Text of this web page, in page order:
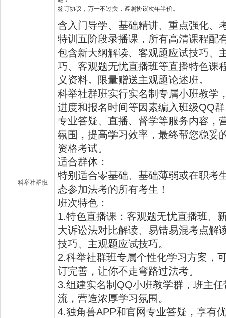
签订协议，万一不过关，遵照协议次年半价。
科举社群班
含入门导学、基础精讲、重点强化、
特训五阶段录播课，所有高清课程配
包含新大纲解读、客观题应试技巧、
巧、客观题无忧直播班等直播特色课
义资料。限量赠送主观题论述班。
科举社群班实行实名制专属小班教学
进度和报名时间等因素编入班级QQ
专业答疑、直播、督学等服务内容，
氛围，提高学习效率，最终帮您稳妥
资格考试。
适合群体：
特别适合零基础、基础薄弱或在职考
态参加法考的所有考生！
班次特色：
1.特色直播课：客观题无忧直播班、
大诉讼法对比解读、易错易混考点解
技巧、主观题应试技巧。
2.科举社群班专属个性化学习方案，
订完善，让你不走弯路过法考。
3.组建实名制QQ小班教学群，班主
流，营造浓厚学习氛围。
4.独角兽APP和官网专业答疑，享有